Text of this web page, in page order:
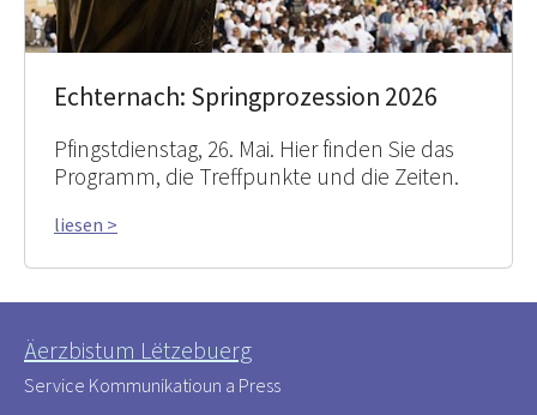
Echternach: Springprozession 2026
Pfingstdienstag, 26. Mai. Hier finden Sie das
Programm, die Treffpunkte und die Zeiten.
liesen >
Äerzbistum Lëtzebuerg
Service Kommunikatioun a Press